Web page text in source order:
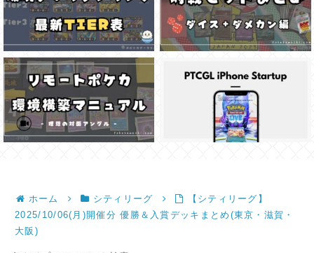
ホーム シティリーグ
【シティリーグ】
2025/10/06(月)開催分 優勝＆入賞デッキまとめ(東京・滋賀・
大阪)